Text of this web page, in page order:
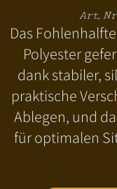
Das
Polyester
dank stabiler,
praktische
Ablegen, und
für optimalen